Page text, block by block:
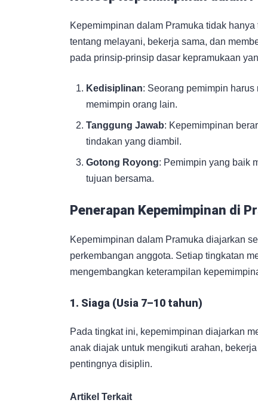
Kepemimpinan dalam Pramuka tidak
tentang melayani, bekerja sama, dan
pada prinsip-prinsip dasar kepramukaan
Kedisiplinan: Seorang pemimpin
memimpin orang lain.
Tanggung Jawab: Kepemimpinan
tindakan yang diambil.
Gotong Royong: Pemimpin yang baik
tujuan bersama.
Penerapan Kepemimpinan di
Kepemimpinan dalam Pramuka diajarkan
perkembangan anggota. Setiap tingkatan
mengembangkan keterampilan
1. Siaga (Usia 7–10 tahun)
Pada tingkat ini, kepemimpinan diajarkan
anak diajak untuk mengikuti arahan,
pentingnya disiplin.
Artikel Terkait